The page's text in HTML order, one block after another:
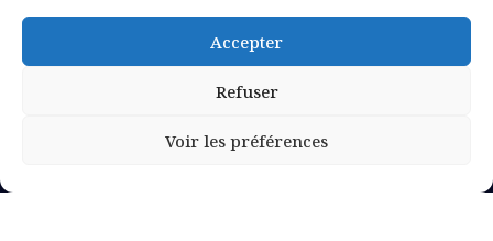
Accepter
Refuser
Voir les préférences